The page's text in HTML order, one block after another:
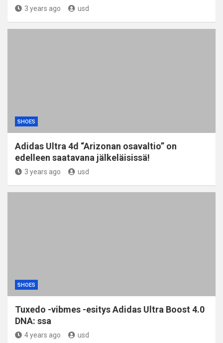
3 years ago usd
SHOES
Adidas Ultra 4d “Arizonan osavaltio” on
edelleen saatavana jälkeläisissä!
3 years ago usd
SHOES
Tuxedo -vibmes -esitys Adidas Ultra Boost 4.0
DNA: ssa
4 years ago usd